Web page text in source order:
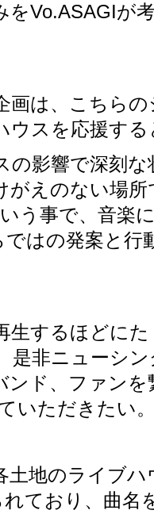
をVo.ASAGIが
画は、こちら
ウスを応援す
の影響で深刻な
がえのない場所
う事で、音楽
はの発案と行
生するほどに
是非ニューシ
ンド、ファンを
いただきたい
土地のライブ
ており、 曲名